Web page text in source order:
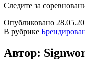
Следите за
Опубликовано
В рубрике
Автор: